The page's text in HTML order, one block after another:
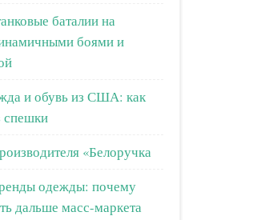
баталии на
боями и
и обувь из США: как
спешки
«Белоручка
одежды: почему
дальше масс-маркета